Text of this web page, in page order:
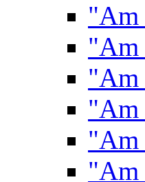
"Am
"Am
"Am
"Am
"Am
"Am